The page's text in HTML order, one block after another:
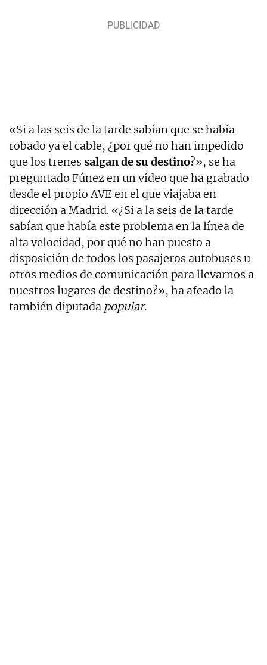
«Si a las seis de la tarde sabían que se había
robado ya el cable, ¿por qué no han impedido
que los trenes salgan de su destino?», se ha
preguntado Fúnez en un vídeo que ha grabado
desde el propio AVE en el que viajaba en
dirección a Madrid. «¿Si a la seis de la tarde
sabían que había este problema en la línea de
alta velocidad, por qué no han puesto a
disposición de todos los pasajeros autobuses u
otros medios de comunicación para llevarnos a
nuestros lugares de destino?», ha afeado la
también diputada popular.